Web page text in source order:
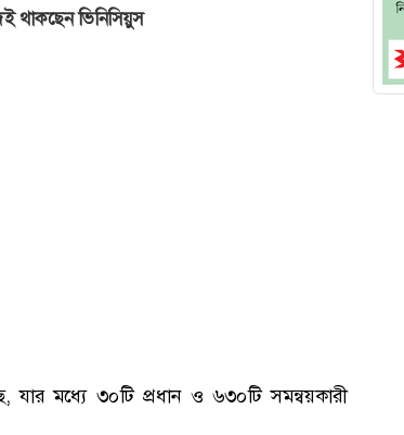
থাকছেন ভিনিসিয়ুস
যার মধ্যে ৩০টি প্রধান ও ৬৩০টি সমন্বয়কারী